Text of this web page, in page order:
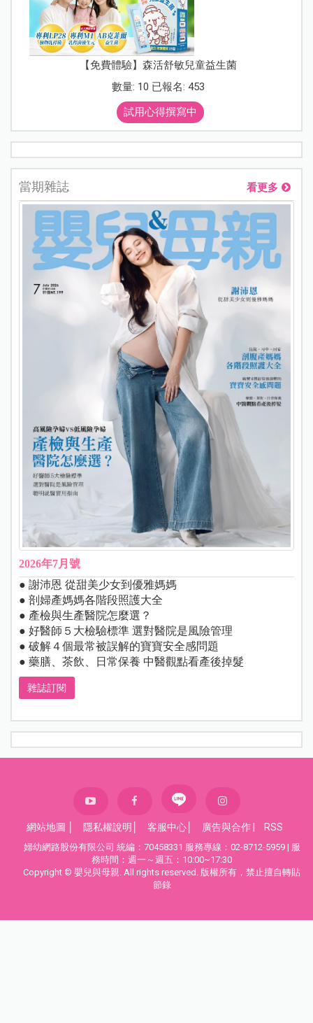
【免費體驗】森活舒敏兒童益生菌
數量: 10 已報名: 453
試用心得撰寫中
當期雜誌 看更多
2026年7月號
● 謝沛恩 從甜美少女到優雅媽媽
● 剖婦產媽媽各階段照護大全
● 產檢與生產醫院怎麼選？
● 好醫師５大檢驗標準 選對醫院是風險管理
● 破解４個最常被誤解的寶寶安全感問題
● 藥膳、茶飲、日常保養 中醫觀點看產後掉髮
雜誌訂閱
網站地圖 隱私權說明 客服中心 廣告與合作 RSS
婦幼網路股份有限公司 統編：70458331 服務專線：02-8712-5959 | 服
務時間：週一～週五：10:00~17:30
Copyright © 嬰兒與母親. All rights reserved. 版權所有，禁止擅自轉貼
節錄